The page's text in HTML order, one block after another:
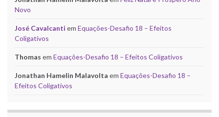
Novo
José Cavalcanti em Equações-Desafio 18 – Efeitos
Coligativos
Thomas em Equações-Desafio 18 – Efeitos Coligativos
Jonathan Hamelin Malavolta em Equações-Desafio 18 –
Efeitos Coligativos